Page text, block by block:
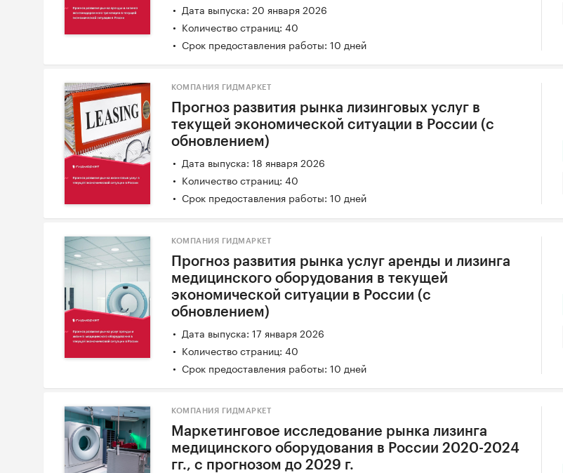
Дата выпуска: 20 января 2026
Количество страниц: 40
Срок предоставления работы: 10 дней
КОМПАНИЯ ГИДМАРКЕТ
Прогноз развития рынка лизинговых услуг в
текущей экономической ситуации в России (с
обновлением)
Дата выпуска: 18 января 2026
Количество страниц: 40
Срок предоставления работы: 10 дней
КОМПАНИЯ ГИДМАРКЕТ
Прогноз развития рынка услуг аренды и лизинга
медицинского оборудования в текущей
экономической ситуации в России (с
обновлением)
Дата выпуска: 17 января 2026
Количество страниц: 40
Срок предоставления работы: 10 дней
КОМПАНИЯ ГИДМАРКЕТ
Маркетинговое исследование рынка лизинга
медицинского оборудования в России 2020-2024
гг., с прогнозом до 2029 г.